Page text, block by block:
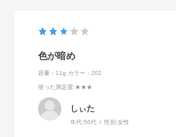
色が暗め
容量：11g カラー：202
使った満足度:★★★
しぃた
年代:50代 性別:女性